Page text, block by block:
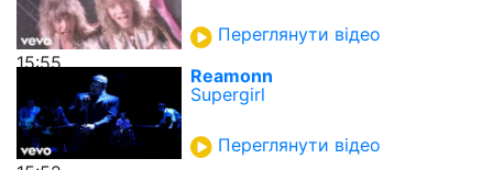
15:55
Переглянути відео
Reamonn
Supergirl
Переглянути відео